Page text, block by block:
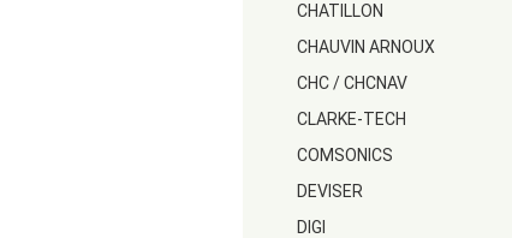
CHATILLON
CHAUVIN ARNOUX
CHC / CHCNAV
CLARKE-TECH
COMSONICS
DEVISER
DIGI